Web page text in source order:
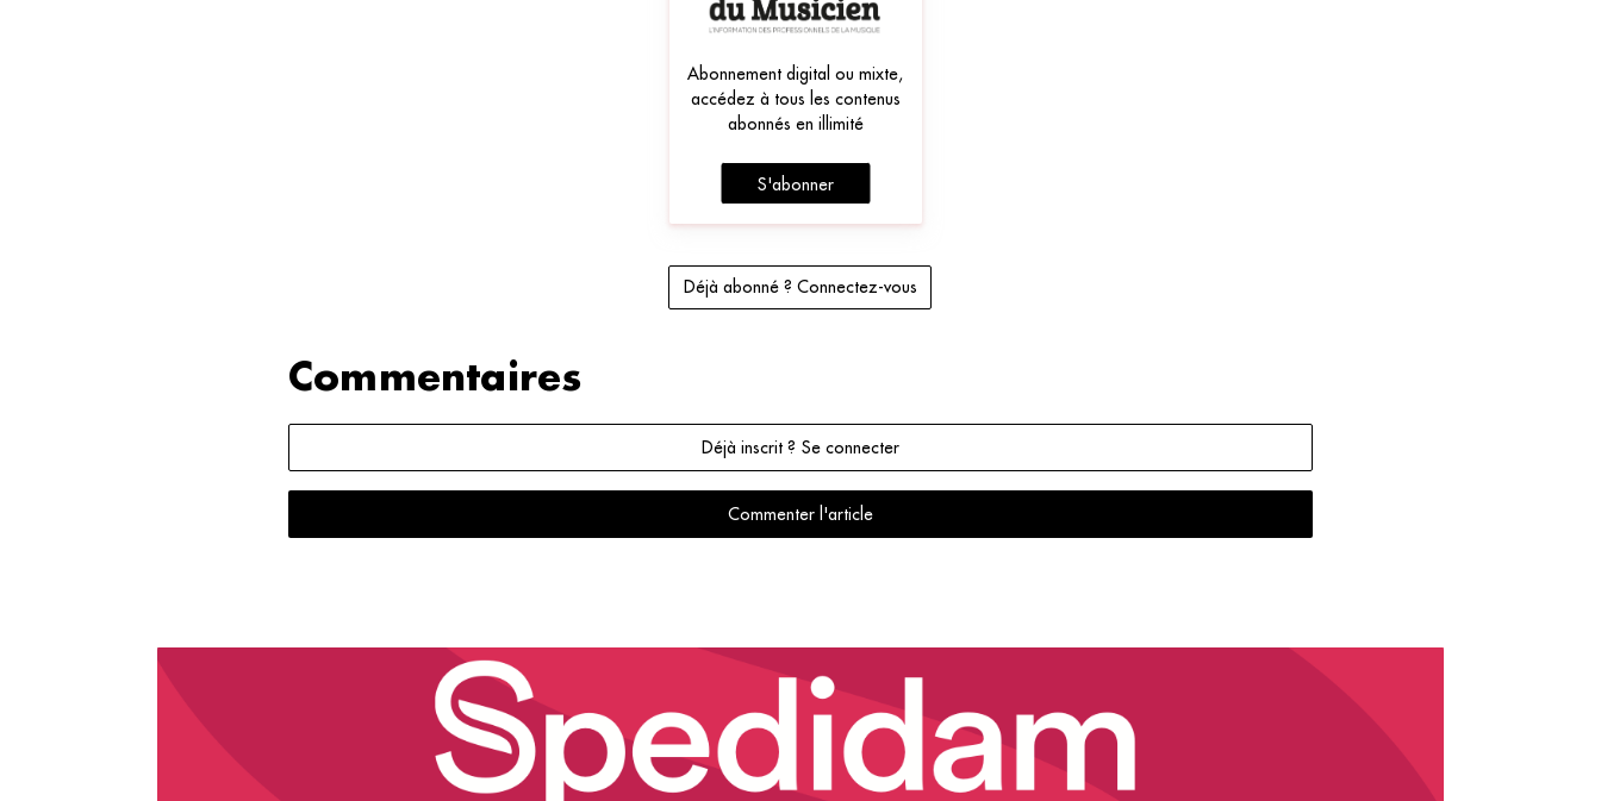
Abonnement digital ou mixte,
accédez à tous les contenus
abonnés en illimité
S'abonner
Déjà abonné ? Connectez-vous
Commentaires
Déjà inscrit ? Se connecter
Commenter l'article